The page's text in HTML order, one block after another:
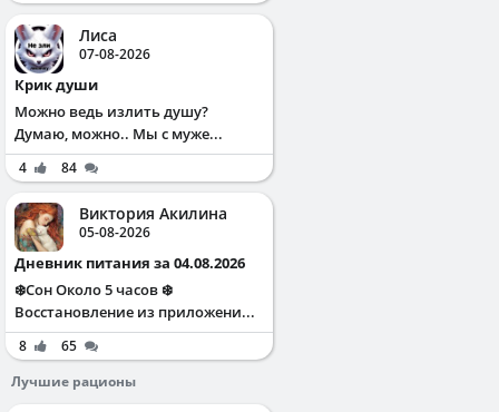
Лиса
07-08-2026
Крик души
Можно ведь излить душу?
Думаю, можно.. Мы с муже...
4 84
Виктория Акилина
05-08-2026
Дневник питания за 04.08.2026
❄️Сон Около 5 часов ❄️
Восстановление из приложени...
8
65
Лучшие рационы